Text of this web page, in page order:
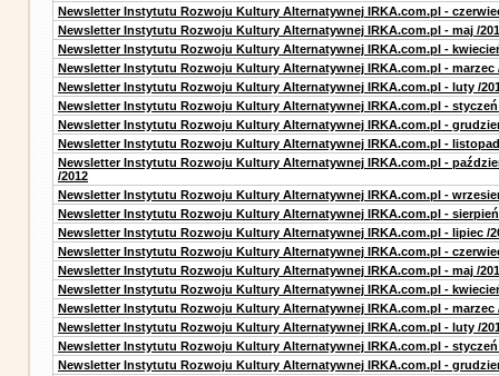
Newsletter Instytutu Rozwoju Kultury Alternatywnej IRKA.com.pl -
Newsletter Instytutu Rozwoju Kultury Alternatywnej IRKA.com.pl - maj /
Newsletter Instytutu Rozwoju Kultury Alternatywnej IRKA.com.pl -
Newsletter Instytutu Rozwoju Kultury Alternatywnej IRKA.com.pl - marzec
Newsletter Instytutu Rozwoju Kultury Alternatywnej IRKA.com.pl - luty /
Newsletter Instytutu Rozwoju Kultury Alternatywnej IRKA.com.pl - styczeń
Newsletter Instytutu Rozwoju Kultury Alternatywnej IRKA.com.pl -
Newsletter Instytutu Rozwoju Kultury Alternatywnej IRKA.com.pl - listopad
Newsletter Instytutu Rozwoju Kultury Alternatywnej IRKA.com.pl -
/2012
Newsletter Instytutu Rozwoju Kultury Alternatywnej IRKA.com.pl -
Newsletter Instytutu Rozwoju Kultury Alternatywnej IRKA.com.pl - sierpień
Newsletter Instytutu Rozwoju Kultury Alternatywnej IRKA.com.pl - lipiec /
Newsletter Instytutu Rozwoju Kultury Alternatywnej IRKA.com.pl -
Newsletter Instytutu Rozwoju Kultury Alternatywnej IRKA.com.pl - maj /
Newsletter Instytutu Rozwoju Kultury Alternatywnej IRKA.com.pl -
Newsletter Instytutu Rozwoju Kultury Alternatywnej IRKA.com.pl - marzec
Newsletter Instytutu Rozwoju Kultury Alternatywnej IRKA.com.pl - luty /
Newsletter Instytutu Rozwoju Kultury Alternatywnej IRKA.com.pl - styczeń
Newsletter Instytutu Rozwoju Kultury Alternatywnej IRKA.com.pl -